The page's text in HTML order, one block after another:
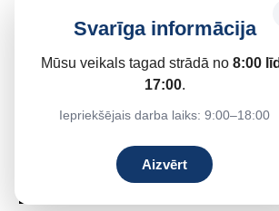
Svarīga informācija
Mūsu veikals tagad strādā no 8:00
17:00.
Iepriekšējais darba laiks: 9:00–18:00
Aizvērt
WINDOWS
HOUSE (PANEL)
Plastic windows (PVC)
FILTERS